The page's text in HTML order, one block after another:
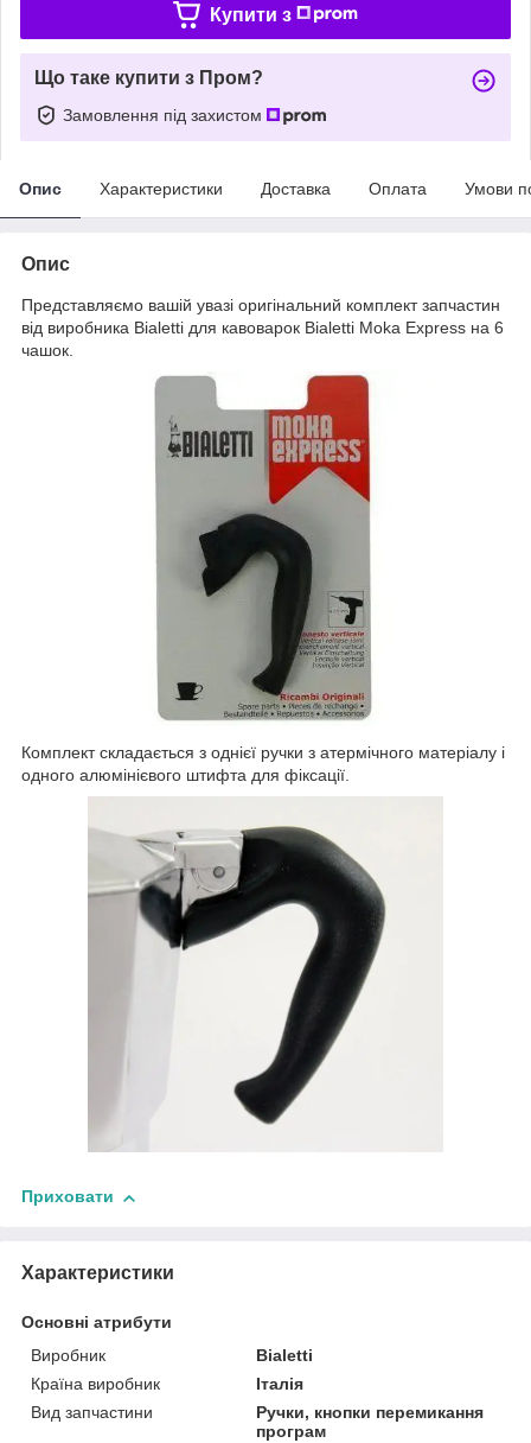
Купити з
Що таке купити з Пром?
Замовлення під захистом
Опис Характеристики Доставка Оплата Умови
Опис
Представляємо вашій увазі оригінальний комплект запчастин
від виробника Bialetti для кавоварок Bialetti Moka Express на 6
чашок.
Комплект складається з однієї ручки з атермічного матеріалу і
одного алюмінієвого штифта для фіксації.
Приховати
Характеристики
Основні атрибути
Виробник
Bialetti
Країна виробник
Італія
Вид запчастини
Ручки, кнопки перемикання
програм